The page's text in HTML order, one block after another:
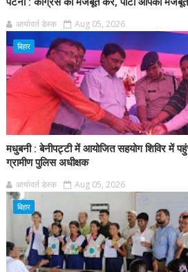
आर्यावर्त डेस्क Aug 05, 2026
बिहार
मधुबनी : बेनीपट्टी में आयोजित सहयोग शिविर में
ग्रामीण पुलिस अधीक्षक
आर्यावर्त डेस्क Aug 05, 2026
बिहार